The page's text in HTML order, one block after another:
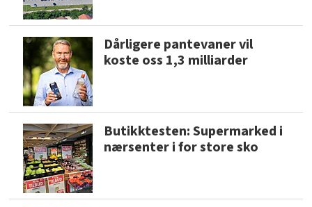
Dårligere pantevaner vil
koste oss 1,3 milliarder
Butikktesten: Supermarked i
nærsenter i for store sko